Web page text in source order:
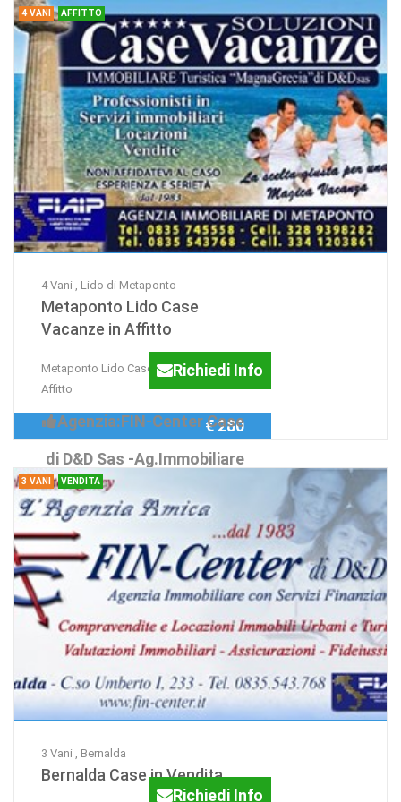
...dal
4 VANI AFFITTO
4 Vani , Lido di Metaponto
Metaponto Lido Case
Vacanze in Affitto
Metaponto Lido Case Vacanze in
Affitto
Richiedi Info
Agenzia:FIN-Center Case
di D&D Sas -Ag.Immobiliare
€ 280
3 VANI VENDITA
3 Vani , Bernalda
Bernalda Case in Vendita
Richiedi Info